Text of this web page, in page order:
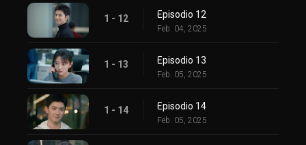
1 - 12 Episodio 12
Feb. 04, 2025
1 - 13 Episodio 13
Feb. 05, 2025
1 - 14 Episodio 14
Feb. 05, 2025